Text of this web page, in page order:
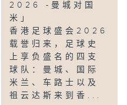
2026 -曼城对国
米」
香港足球盛会2026
载誉归来，足球史
上享负盛名的四支
球队：曼城、国际
米兰、车路士以及
祖云达斯来到香...